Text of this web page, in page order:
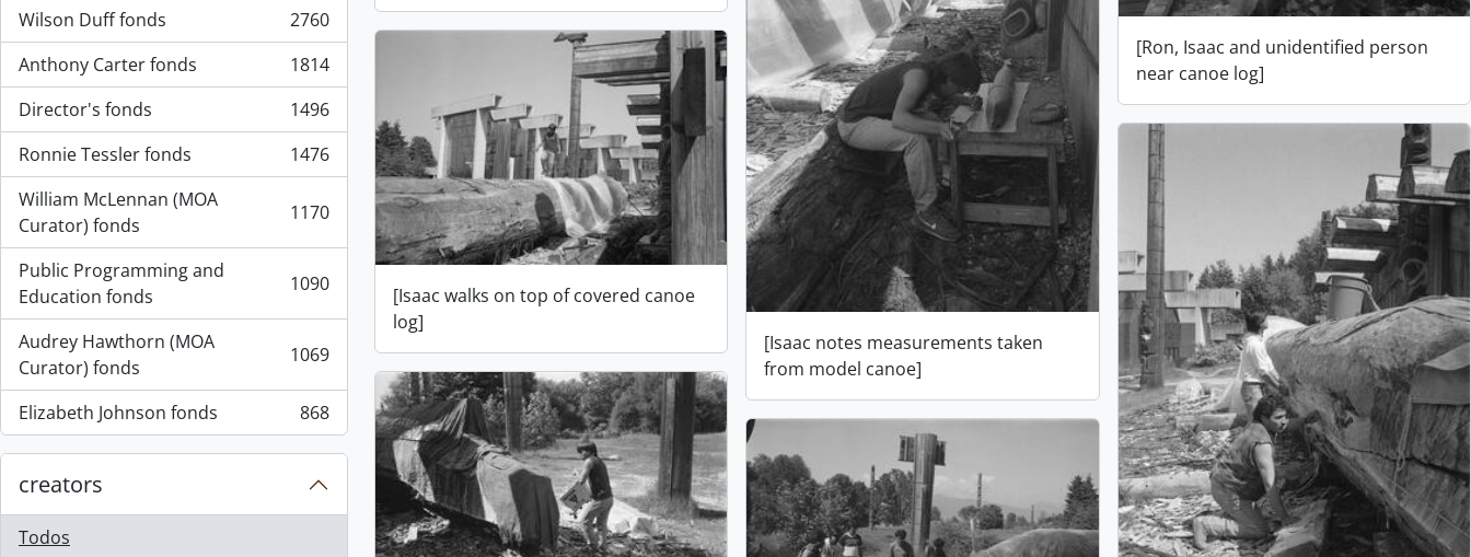
Wilson Duff fonds
, 2760 resultados
2760
Anthony Carter fonds
, 1814 resultados
1814
Director's fonds
, 1496 resultados
1496
Ronnie Tessler fonds
, 1476 resultados
1476
William McLennan (MOA
Curator) fonds
, 1170 resultados 1170
Public Programming and
Education fonds
, 1090 resultados 1090
Audrey Hawthorn (MOA
Curator) fonds
, 1069 resultados 1069
Elizabeth Johnson fonds
, 868 resultados 868
creators
Todos
[Isaac notes measurements taken
from model canoe]
[Ron, Isaac and unidentified person
near canoe log]
[Isaac walks on top of covered canoe
log]